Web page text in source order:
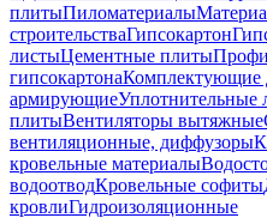
плитыПиломатериалы
строительстваГипсокартон
листыЦементные плиты
гипсокартонаКомплектующие
армирующиеУплотнительные
плитыВентиляторы вытяжные
вентиляционные, диффузоры
кровельные материалы
водоотводКровельные софиты
кровлиГидроизоляционные